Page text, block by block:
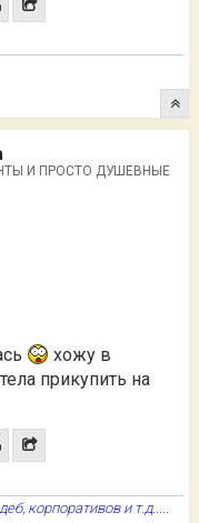
И ПРОСТО ДУШЕВНЫЕ
хожу в
прикупить на
корпоративов и т.д.....